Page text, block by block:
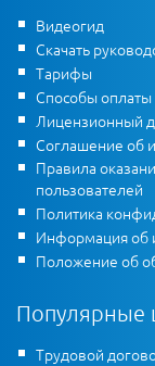
Видеогид
Скачать
Тарифы
Способы оплаты
Лицензионный
Соглашение об
Правила
пользователей
Политика
Информация об
Положение об
Популярные
Трудовой